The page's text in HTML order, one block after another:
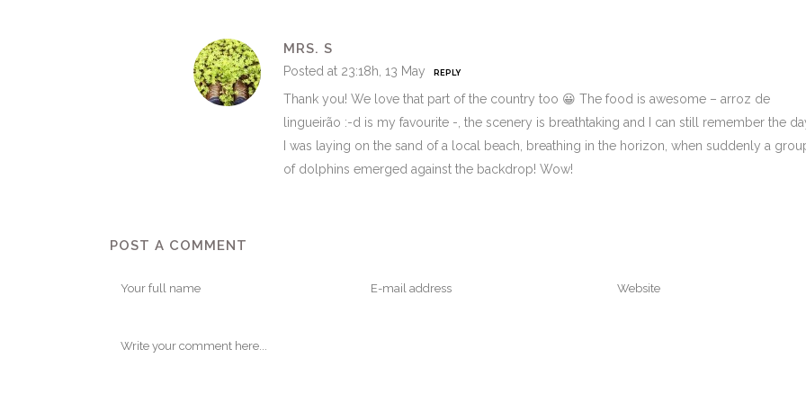
MRS. S
Posted at 23:18h, 13 May REPLY
Thank you! We love that part of the country too 😀 The food is awesome – arroz de
lingueirão :-d is my favourite -, the scenery is breathtaking and I can still remember the
I was laying on the sand of a local beach, breathing in the horizon, when suddenly a
of dolphins emerged against the backdrop! Wow!
POST A COMMENT